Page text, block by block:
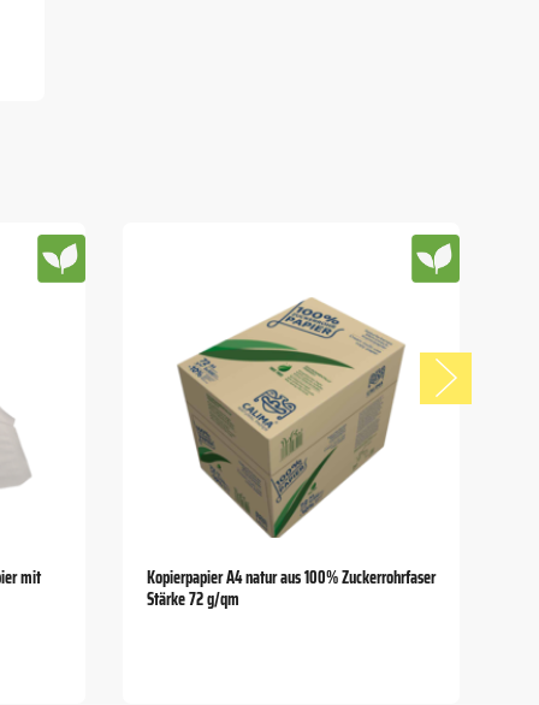
mit
Kopierpapier A4 natur aus 100% Zuckerrohrfaser
Stärke 72 g/qm